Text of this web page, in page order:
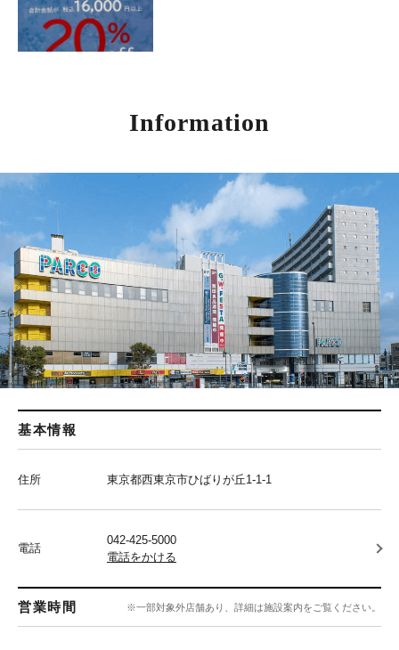
Information
基本情報
住所 東京都西東京市ひばりが丘1-1-1
電話
042-425-5000
電話をかける
営業時間 ※一部対象外店舗あり、詳細は施設案内をご覧ください。